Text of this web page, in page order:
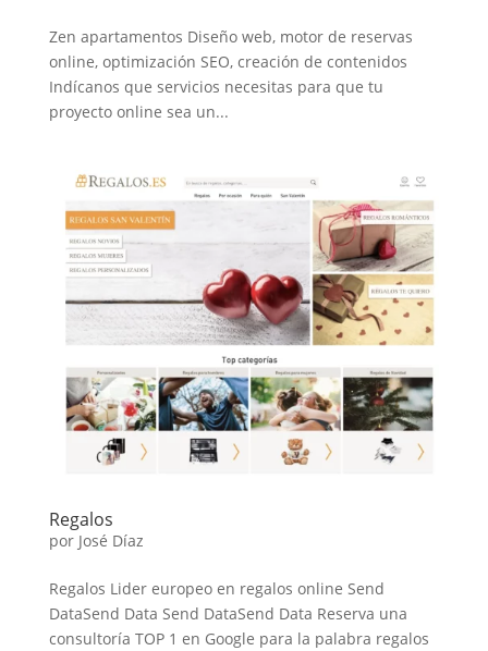
Zen apartamentos Diseño web, motor de reservas
online, optimización SEO, creación de contenidos
Indícanos que servicios necesitas para que tu
proyecto online sea un...
Regalos
por José Díaz
Regalos Lider europeo en regalos online Send
DataSend Data Send DataSend Data Reserva una
consultoría TOP 1 en Google para la palabra regalos